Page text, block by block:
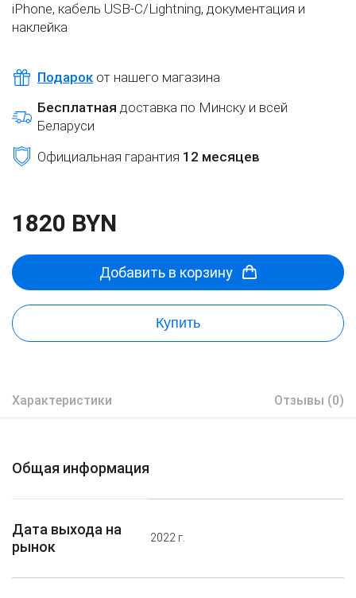
iPhone, кабель USB-C/Lightning, документация и
наклейка
Подарок от нашего магазина
Бесплатная доставка по Минску и всей
Беларуси
Официальная гарантия 12 месяцев
1820 BYN
Добавить в корзину
Купить
Характеристики Отзывы (0)
Общая информация
Дата выхода на
рынок
2022 г.